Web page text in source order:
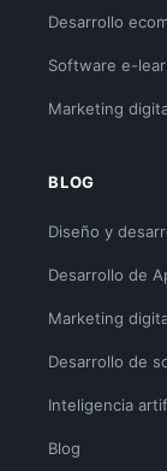
Desarrollo
Software e-
Marketing
BLOG
Diseño y
Desarrollo de
Marketing
Desarrollo de
Inteligencia
Blog